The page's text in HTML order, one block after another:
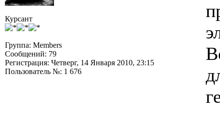
Курсант
Группа: Members
Сообщений: 79
Регистрация: Четверг, 14 Января 2010, 23:15
Пользователь №: 1 676